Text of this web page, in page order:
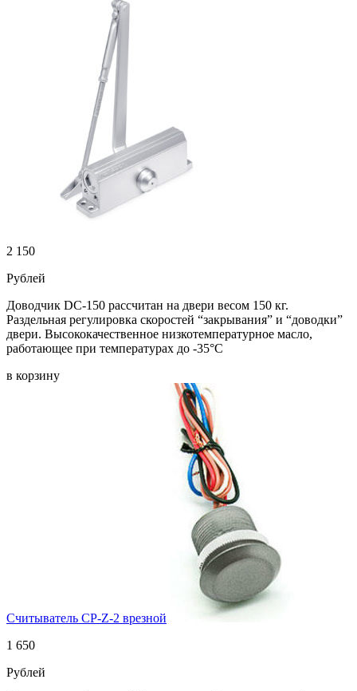
2 150
Рублей
Доводчик DC-150 рассчитан на двери весом 150 кг.
Раздельная регулировка скоростей “закрывания” и “доводки”
двери. Высококачественное низкотемпературное масло,
работающее при температурах до -35°С
в корзину
Считыватель CP-Z-2 врезной
1 650
Рублей